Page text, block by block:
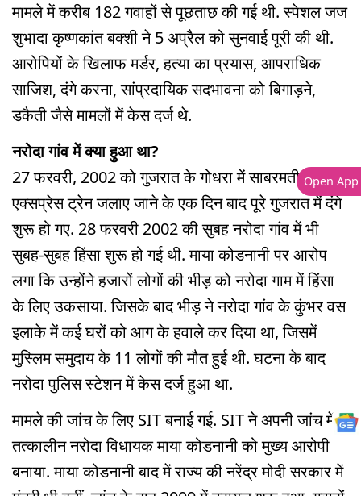
मामले में करीब 182 गवाहों से पूछताछ की गई थी. स्पेशल जज
शुभादा कृष्णकांत बक्शी ने 5 अप्रैल को सुनवाई पूरी की थी.
आरोपियों के खिलाफ मर्डर, हत्या का प्रयास, आपराधिक
साजिश, दंगे करना, सांप्रदायिक सदभावना को बिगाड़ने,
डकैती जैसे मामलों में केस दर्ज थे.
नरोदा गांव में क्या हुआ था?
27 फरवरी, 2002 को गुजरात के गोधरा में साबरमती
एक्सप्रेस ट्रेन जलाए जाने के एक दिन बाद पूरे गुजरात में दंगे
शुरू हो गए. 28 फरवरी 2002 की सुबह नरोदा गांव में भी
सुबह-सुबह हिंसा शुरू हो गई थी. माया कोडनानी पर आरोप
लगा कि उन्होंने हजारों लोगों की भीड़ को नरोदा गाम में हिंसा
के लिए उकसाया. जिसके बाद भीड़ ने नरोदा गांव के कुंभर वस
इलाके में कई घरों को आग के हवाले कर दिया था, जिसमें
मुस्लिम समुदाय के 11 लोगों की मौत हुई थी. घटना के बाद
नरोदा पुलिस स्टेशन में केस दर्ज हुआ था.
मामले की जांच के लिए SIT बनाई गई. SIT ने अपनी जांच में
तत्कालीन नरोदा विधायक माया कोडनानी को मुख्य आरोपी
बनाया. माया कोडनानी बाद में राज्य की नरेंद्र मोदी सरकार में
Open App